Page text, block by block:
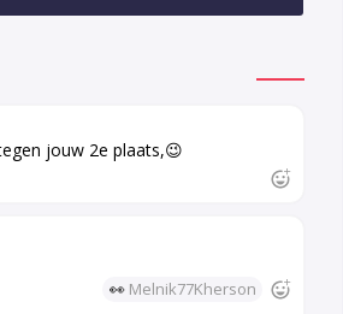
jouw 2e plaats,😉
👀 Melnik77Kherson